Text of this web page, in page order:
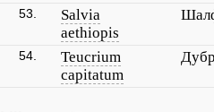
53.
Salvia
aethiopis
54.
Teucrium
capitatum